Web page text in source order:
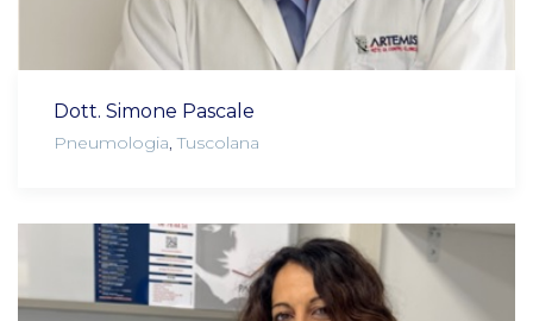
Dott. Simone Pascale
Pneumologia,Tuscolana